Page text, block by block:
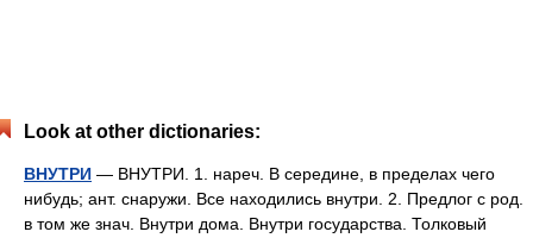
Look at other dictionaries:
ВНУТРИ — ВНУТРИ. 1. нареч. В середине, в пределах чего
нибудь; ант. снаружи. Все находились внутри. 2. Предлог с род.
в том же знач. Внутри дома. Внутри государства. Толковый